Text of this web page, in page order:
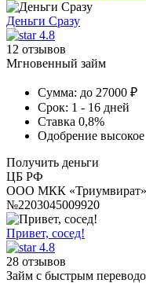
Деньги Сразу
4.8
12 отзывов
Мгновенный займ
Сумма: до 27000 ₽
Срок: 1 - 16 дней
Ставка 0,8%
Одобрение высокое
Получить деньги
ЦБ РФ
ООО МКК
№2203045009920
Привет, сосед!
4.8
28 отзывов
Займ с быстрым